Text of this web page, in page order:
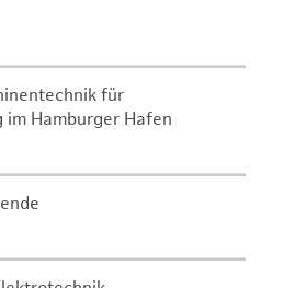
für
Hamburger Hafen